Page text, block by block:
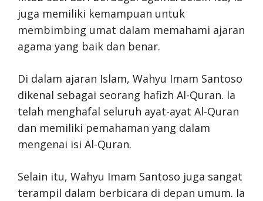
juga memiliki kemampuan untuk
membimbing umat dalam memahami ajaran
agama yang baik dan benar.
Di dalam ajaran Islam, Wahyu Imam Santoso
dikenal sebagai seorang hafizh Al-Quran. Ia
telah menghafal seluruh ayat-ayat Al-Quran
dan memiliki pemahaman yang dalam
mengenai isi Al-Quran.
Selain itu, Wahyu Imam Santoso juga sangat
terampil dalam berbicara di depan umum. Ia